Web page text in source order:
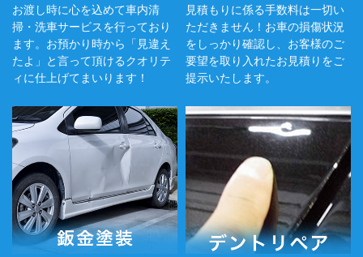
お渡し時に心を込めて車内清
掃・洗車サービスを行っており
ます。お預かり時から「見違え
たよ」と言って頂けるクオリテ
ィに仕上げてまいります！
見積もりに係る手数料は一切い
ただきません！お車の損傷状況
をしっかり確認し、お客様のご
要望を取り入れたお見積りをご
提示いたします。